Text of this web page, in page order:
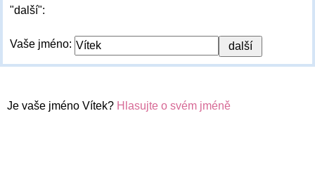
"další":
Vaše jméno:
Je vaše jméno Vítek? Hlasujte o svém jméně